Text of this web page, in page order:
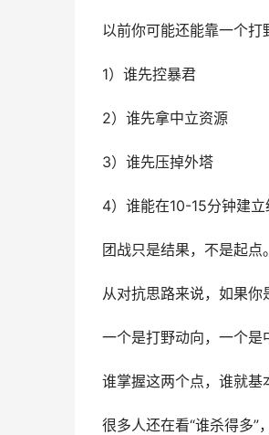
以前你可能还能靠一个打
1）谁先控暴君
2）谁先拿中立资源
3）谁先压掉外塔
4）谁能在10-15分钟建立
团战只是结果，不是起点。
从对抗思路来说，如果你
一个是打野动向，一个是
谁掌握这两个点，谁就基
很多人还在看“谁杀得多”